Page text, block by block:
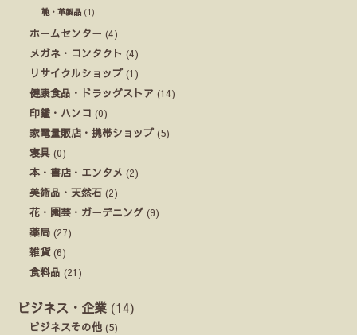
鞄・革製品 (1)
ホームセンター (4)
メガネ・コンタクト (4)
リサイクルショップ (1)
健康食品・ドラッグストア (14)
印鑑・ハンコ (0)
家電量販店・携帯ショップ (5)
寝具 (0)
本・書店・エンタメ (2)
美術品・天然石 (2)
花・園芸・ガーデニング (9)
薬局 (27)
雑貨(6)
食料品 (21)
ビジネス・企業 (14)
ビジネスその他 (5)